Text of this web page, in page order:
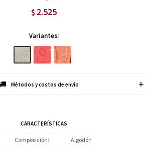
$ 2.525
Variantes:
Métodos y costos de envío
CARACTERÍSTICAS
Composición Algodón